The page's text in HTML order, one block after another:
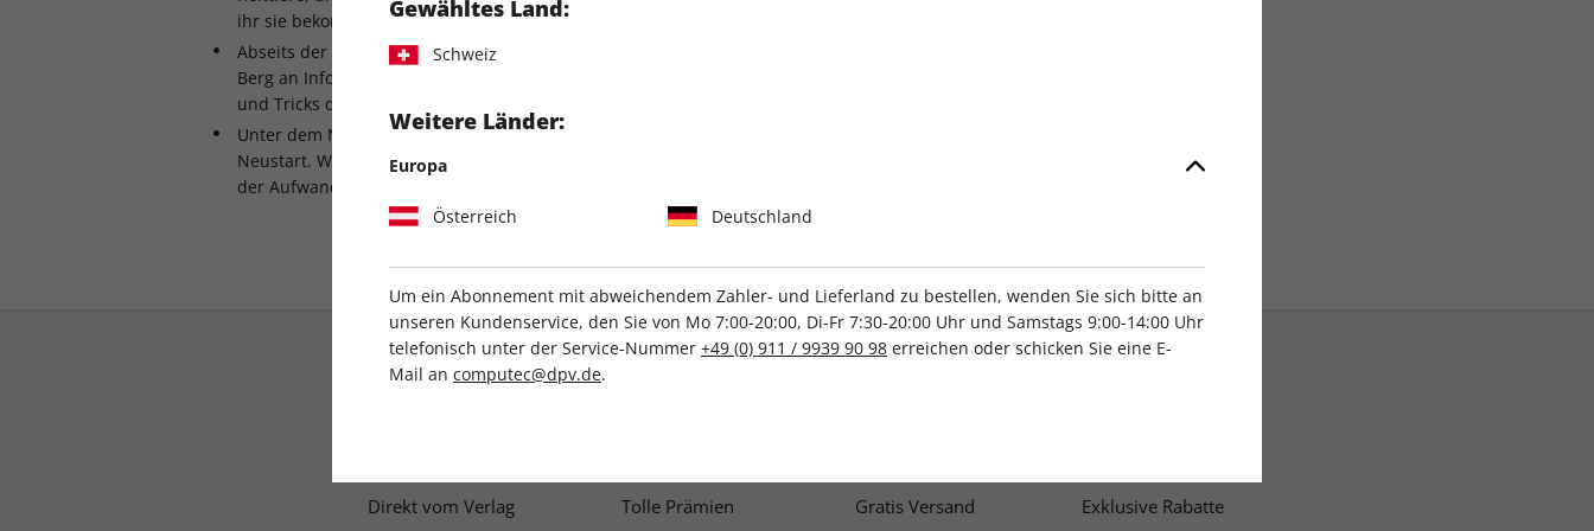
ihr sie bekommt.
Abseits der Klassen-Guides bekommt ihr von uns auch einen
Berg an Infos zu den Inhalten, Belohnungen, Herausforderungen
und Tricks der Tiefen.
Unter dem Namen Aeternum versucht Amazons MMORPG den
Neustart. Wir haben reingeschaut und verraten euch, ob sich
der Aufwand gelohnt hat.
Direkt vom Verlag Tolle Prämien Gratis Versand Exklusive Rabatte
Gewähltes Land:
Schweiz
Weitere Länder:
Europa
Österreich Deutschland
Um ein Abonnement mit abweichendem Zahler- und Lieferland zu bestellen, wenden Sie sich bitte an
unseren Kundenservice, den Sie von Mo 7:00-20:00, Di-Fr 7:30-20:00 Uhr und Samstags 9:00-14:00 Uhr
telefonisch unter der Service-Nummer +49 (0) 911 / 9939 90 98 erreichen oder schicken Sie eine E-
Mail an computec@dpv.de.